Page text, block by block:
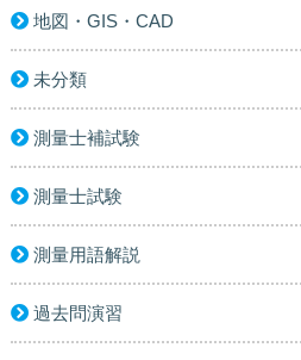
地図・GIS・CAD
未分類
測量士補試験
測量士試験
測量用語解説
過去問演習